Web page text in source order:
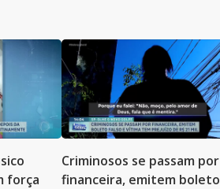
força
Criminosos se passam por
financeira, emitem boleto